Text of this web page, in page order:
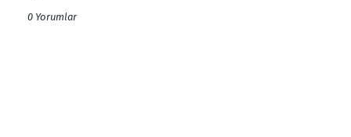
0 Yorumlar